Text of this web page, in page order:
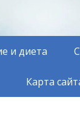
и диета
Карта